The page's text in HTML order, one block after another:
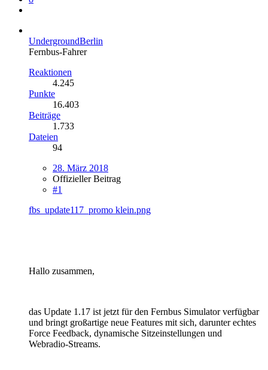
UndergroundBerlin
Fernbus-Fahrer
Reaktionen
4.245
Punkte
16.403
Beiträge
1.733
Dateien
94
28. März 2018
Offizieller Beitrag
#1
fbs_update117_promo klein.png
Hallo zusammen,
das Update 1.17 ist jetzt für den Fernbus Simulator verfügbar
und bringt großartige neue Features mit sich, darunter echtes
Force Feedback, dynamische Sitzeinstellungen und
Webradio-Streams.